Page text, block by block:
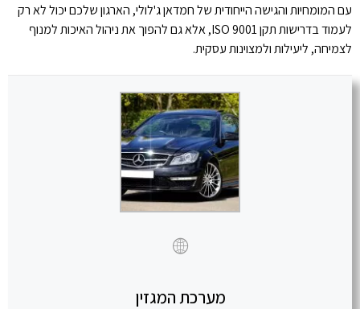
עם המומחיות והגישה הייחודית של חמדאן ג'לולי, הארגון שלכם יכול לא רק
לעמוד בדרישות תקן ISO 9001, אלא גם להפוך את ניהול האיכות למנוף
לצמיחה, ליעילות ולמצוינות עסקית.
מערכת המגזין